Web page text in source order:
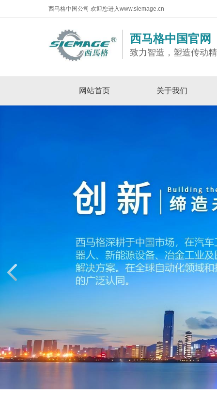
西马格中国公司 欢迎您进入www.siemage.cn
西马格中国官网
致力智造，塑造传动
网站首页 关于我们